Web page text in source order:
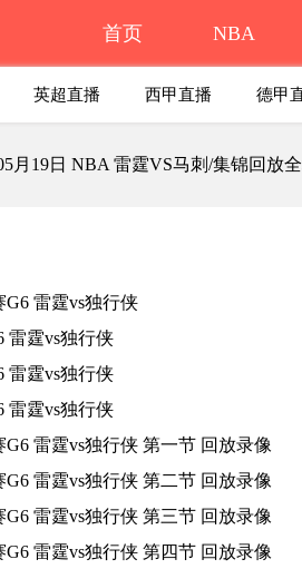
首页 NBA
英超直播 西甲直播 德甲
月19日 NBA 雷霆VS马刺/集锦回放
G6 雷霆vs独行侠
雷霆vs独行侠
雷霆vs独行侠
雷霆vs独行侠
G6 雷霆vs独行侠 第一节 回放录像
G6 雷霆vs独行侠 第二节 回放录像
G6 雷霆vs独行侠 第三节 回放录像
G6 雷霆vs独行侠 第四节 回放录像